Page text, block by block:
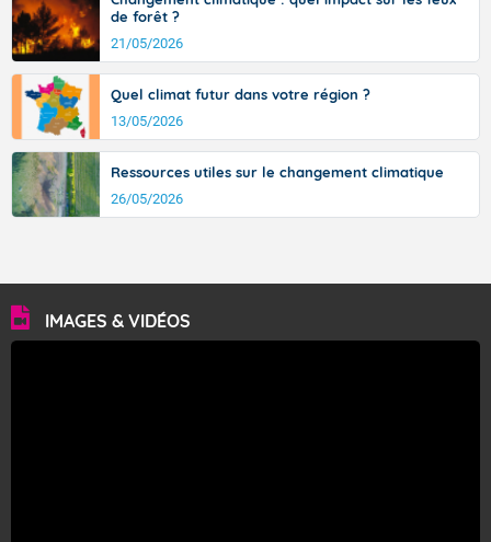
de forêt ?
21/05/2026
Quel climat futur dans votre région ?
13/05/2026
Ressources utiles sur le changement climatique
26/05/2026
IMAGES & VIDÉOS